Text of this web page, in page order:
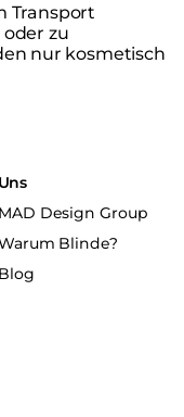
Transport
zu
nur kosmetisch
MAD Design Group
Blinde?
Blog